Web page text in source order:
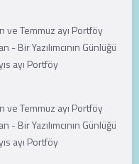
ve Temmuz ayı Portföy
Bir Yazılımcının Günlüğü
ayı Portföy
ve Temmuz ayı Portföy
Bir Yazılımcının Günlüğü
ayı Portföy